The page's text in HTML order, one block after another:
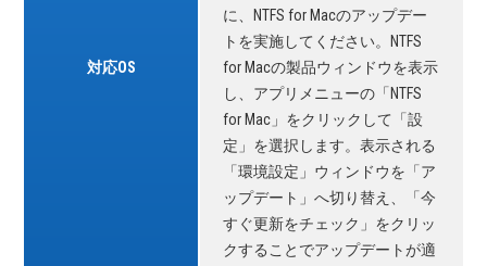
対応OS
に、NTFS for Macのアップデー
トを実施してください。NTFS
for Macの製品ウィンドウを表示
し、アプリメニューの「NTFS
for Mac」をクリックして「設
定」を選択します。表示される
「環境設定」ウィンドウを「ア
ップデート」へ切り替え、「今
すぐ更新をチェック」をクリッ
クすることでアップデートが適